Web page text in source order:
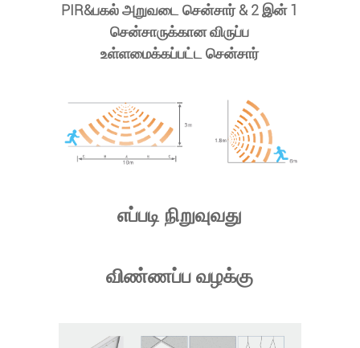
PIR&பகல் அறுவடை சென்சார் & 2 இன் 1
சென்சாருக்கான விருப்ப
உள்ளமைக்கப்பட்ட சென்சார்
எப்படி நிறுவுவது
விண்ணப்ப வழக்கு